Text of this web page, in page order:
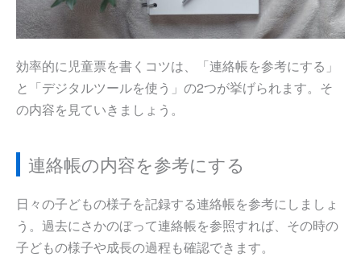
効率的に児童票を書くコツは、「連絡帳を参考にする」
と「デジタルツールを使う」の2つが挙げられます。そ
の内容を見ていきましょう。
連絡帳の内容を参考にする
日々の子どもの様子を記録する連絡帳を参考にしましょ
う。過去にさかのぼって連絡帳を参照すれば、その時の
子どもの様子や成長の過程も確認できます。